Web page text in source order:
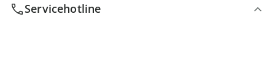
Servicehotline